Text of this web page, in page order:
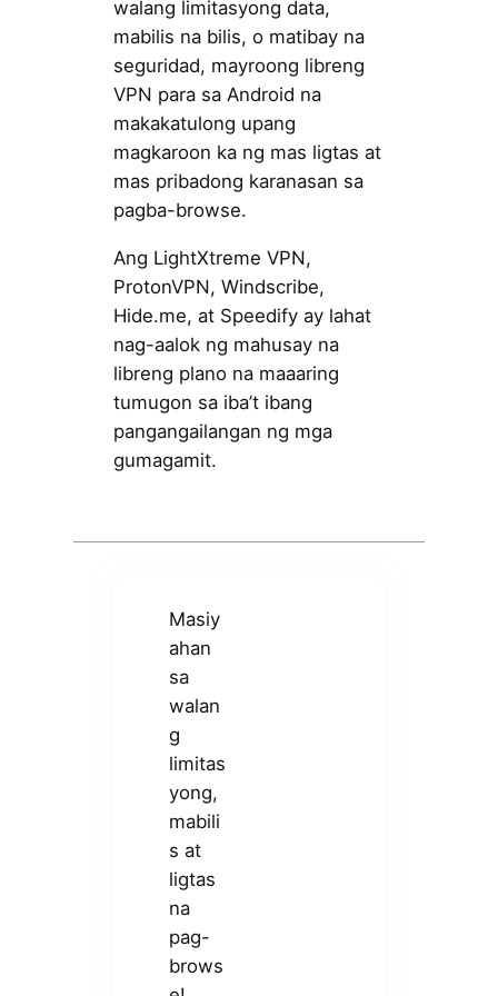
walang limitasyong data,
mabilis na bilis, o matibay na
seguridad, mayroong libreng
VPN para sa Android na
makakatulong upang
magkaroon ka ng mas ligtas at
mas pribadong karanasan sa
pagba-browse.
Ang LightXtreme VPN,
ProtonVPN, Windscribe,
Hide.me, at Speedify ay lahat
nag-aalok ng mahusay na
libreng plano na maaaring
tumugon sa iba’t ibang
pangangailangan ng mga
gumagamit.
Masiy
ahan
sa
walan
g
limitas
yong,
mabili
s at
ligtas
na
pag-
brows